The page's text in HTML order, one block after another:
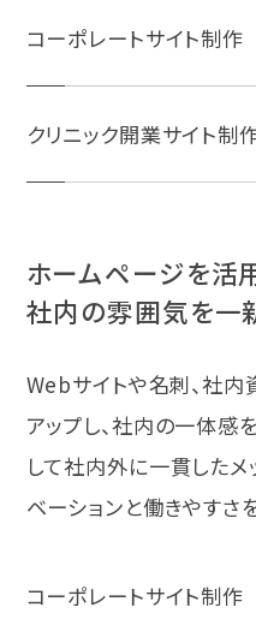
コーポレートサイト制作
クリニック開業サイト制
ホームページを活
社内の雰囲気を一
Webサイトや名刺、社内
アップし、社内の一体感
して社内外に一貫したメ
ベーションと働きやすさ
コーポレートサイト制作